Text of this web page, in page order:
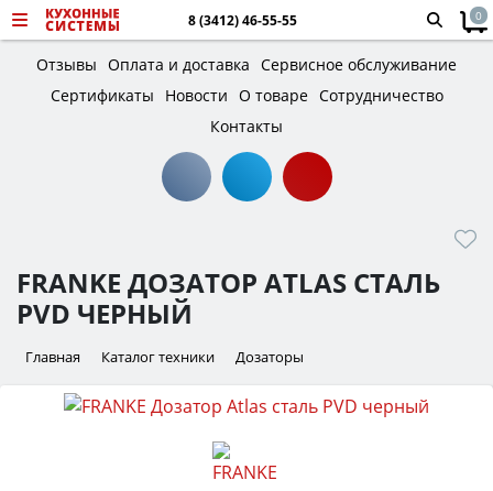
8 (3412) 46-55-55 0
Отзывы Оплата и доставка Сервисное обслуживание
Сертификаты
Новости О товаре Сотрудничество
Контакты
FRANKE ДОЗАТОР ATLAS СТАЛЬ
PVD ЧЕРНЫЙ
Главная Каталог техники Дозаторы